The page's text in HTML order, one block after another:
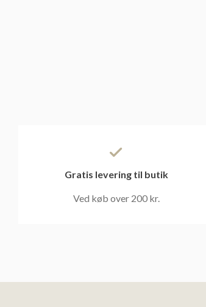
Gratis levering til butik
Ved køb over 200 kr.